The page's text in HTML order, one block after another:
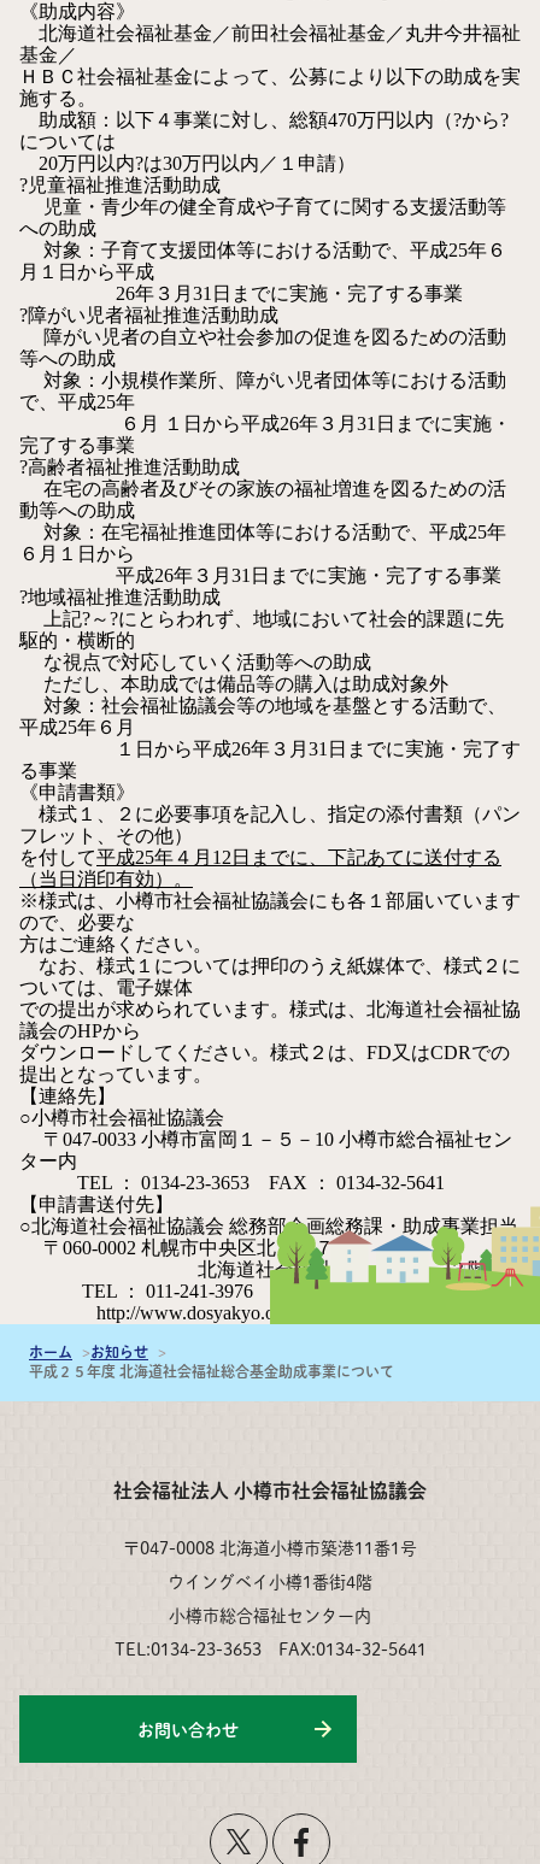
《助成内容》
北海道社会福祉基金／前田社会福祉基金／丸井今井福祉
基金／
ＨＢＣ社会福祉基金によって、公募により以下の助成を実
施する。
助成額：以下４事業に対し、総額470万円以内（?から?
については
20万円以内?は30万円以内／１申請）
?児童福祉推進活動助成
児童・青少年の健全育成や子育てに関する支援活動等
への助成
対象：子育て支援団体等における活動で、平成25年６
月１日から平成
26年３月31日までに実施・完了する事業
?障がい児者福祉推進活動助成
障がい児者の自立や社会参加の促進を図るための活動
等への助成
対象：小規模作業所、障がい児者団体等における活動
で、平成25年
６月 １日から平成26年３月31日までに実施・
完了する事業
?高齢者福祉推進活動助成
在宅の高齢者及びその家族の福祉増進を図るための活
動等への助成
対象：在宅福祉推進団体等における活動で、平成25年
６月１日から
平成26年３月31日までに実施・完了する事業
?地域福祉推進活動助成
上記?～?にとらわれず、地域において社会的課題に先
駆的・横断的
な視点で対応していく活動等への助成
ただし、本助成では備品等の購入は助成対象外
対象：社会福祉協議会等の地域を基盤とする活動で、
平成25年６月
１日から平成26年３月31日までに実施・完了す
る事業
《申請書類》
様式１、２に必要事項を記入し、指定の添付書類（パン
フレット、その他）
を付して平成25年４月12日までに、下記あてに送付する
（当日消印有効）。
※様式は、小樽市社会福祉協議会にも各１部届いています
ので、必要な
方はご連絡ください。
なお、様式１については押印のうえ紙媒体で、様式２に
ついては、電子媒体
での提出が求められています。様式は、北海道社会福祉協
議会のHPから
ダウンロードしてください。様式２は、FD又はCDRでの
提出となっています。
【連絡先】
○小樽市社会福祉協議会
〒047-0033 小樽市富岡１－５－10 小樽市総合福祉セン
ター内
TEL ： 0134-23-3653 FAX ： 0134-32-5641
【申請書送付先】
○北海道社会福祉協議会 総務部企画総務課・助成事業担当
〒060-0002 札幌市中央区北２西７－１
北海道社会福祉総合センター３階
TEL ： 011-241-3976 FAX ： 011-251-3971
http://www.dosyakyo.or.jp/
ホーム
お知らせ
平成２５年度 北海道社会福祉総合基金助成事業について
社会福祉法人 小樽市社会福祉協議会
〒047-0008 北海道小樽市築港11番1号
ウイングベイ小樽1番街4階
小樽市総合福祉センター内
TEL:0134-23-3653 FAX:0134-32-5641
お問い合わせ